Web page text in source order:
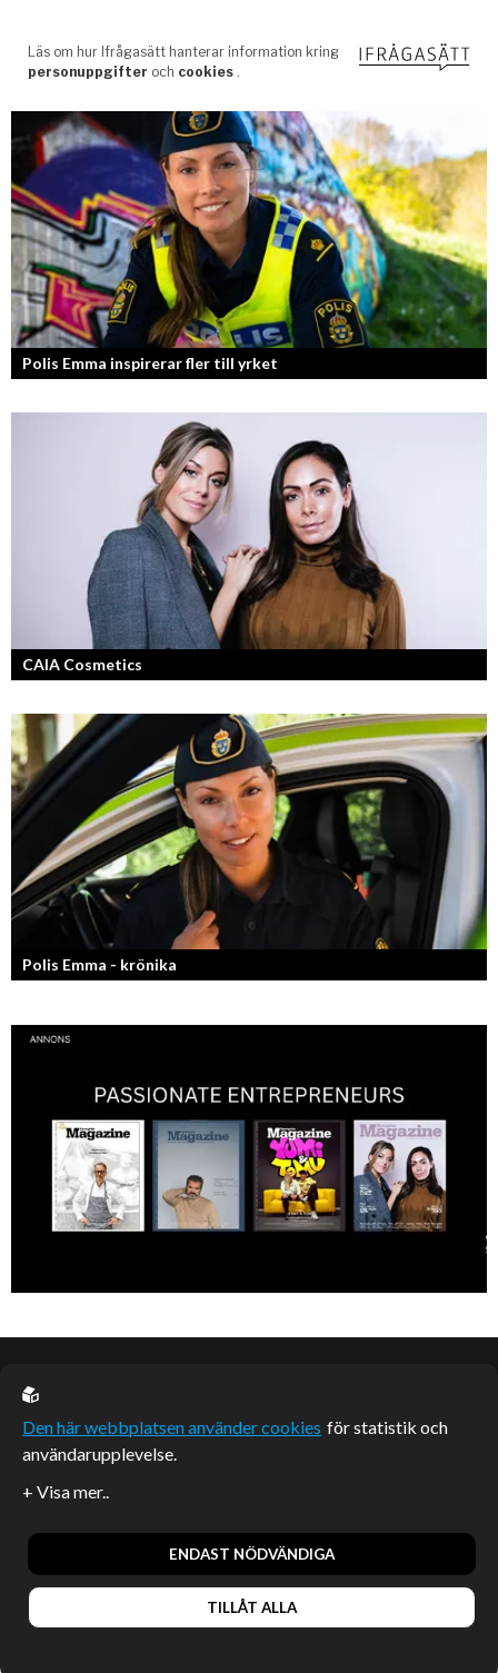
Polis Emma inspirerar fler till yrket
CAIA Cosmetics
Skönhet är bra självkänsla och ett vackert leende enligt grundarna av
det nya raketvarumärket inom smink: CAIA Cosmetics.
Polis Emma - krönika
Kan jag snälla få prata med dig igen, för du va så bra att prata med.
EU casino
Artiklar publicerade på webbplatsen som inte är märkta
redaktionellt är betalda samarbeten.
© 2026, Enterprise Magazine
Den här webbplatsen använder cookies för statistik och
användarupplevelse.
ENDAST NÖDVÄNDIGA
TILLÅT ALLA